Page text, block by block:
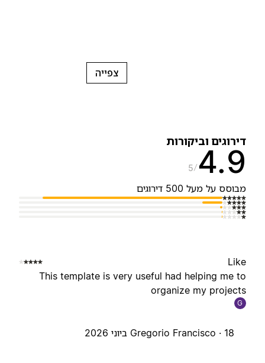
צפייה
וביקורות
5
על מעל 500 דירוגים
This template is very useful had helping me
organize my
Gregorio Francisco ·